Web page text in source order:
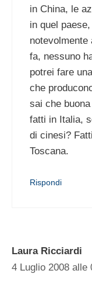
in China, le
in quel
notevolmente
fa, nessuno
potrei fare
che
sai che
fatti in Italia,
di cinesi?
Toscana.
Rispondi
Laura Ricciardi
4 Luglio 2008 alle